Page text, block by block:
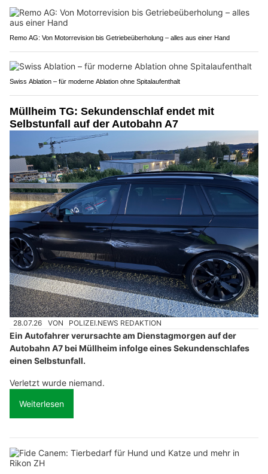
Remo AG: Von Motorrevision bis Getriebeüberholung – alles aus einer Hand
Swiss Ablation – für moderne Ablation ohne Spitalaufenthalt
Müllheim TG: Sekundenschlaf endet mit
Selbstunfall auf der Autobahn A7
28.07.26 VON POLIZEI.NEWS REDAKTION
Ein Autofahrer verursachte am Dienstagmorgen auf der
Autobahn A7 bei Müllheim infolge eines Sekundenschlafes
einen Selbstunfall.
Verletzt wurde niemand.
Weiterlesen